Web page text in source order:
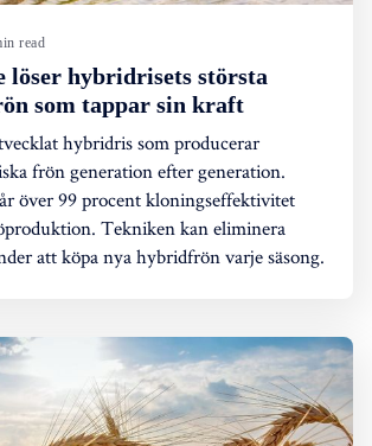
read
löser hybridrisets största
som tappar sin kraft
hybridris som producerar
frön generation efter generation.
över 99 procent kloningseffektivitet
Tekniken kan eliminera
att köpa nya hybridfrön varje säsong.